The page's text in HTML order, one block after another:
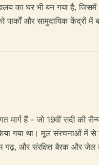
का घर भी बन गया है,
और सामुदायिक केंद्रों में
मार्ग हैं - जो 19वीं सदी
गया था। मूल संरचनाओं में से
गढ़, और संरक्षित बैरक और जेल